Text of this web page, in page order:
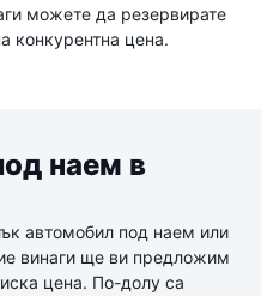
можете да резервирате
конкурентна цена.
наем в
автомобил под наем или
винаги ще ви предложим
цена. По-долу са